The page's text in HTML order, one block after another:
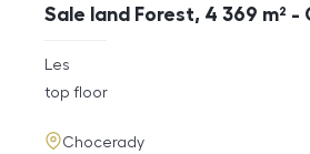
Sale land Forest, 4 369 m² -
rozměry
disposition
Les
funkce
top floor
adresa
Chocerady